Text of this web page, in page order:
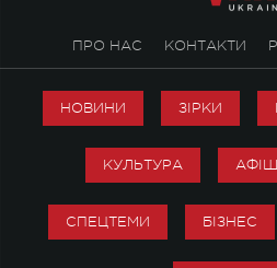
ПРО НАС КОНТАКТИ
НОВИНИ ЗІРКИ
КУЛЬТУРА
СПЕЦТЕМИ БІЗНЕС